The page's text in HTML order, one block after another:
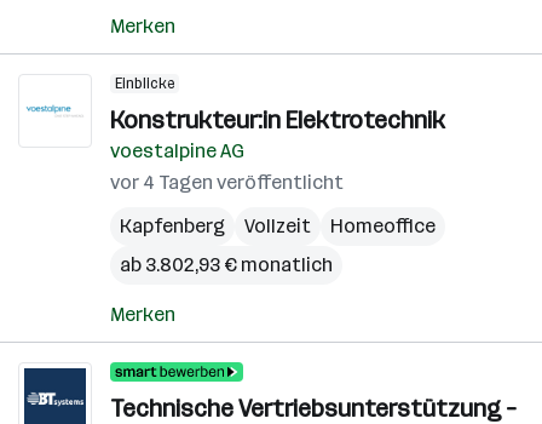
Merken
Einblicke
Konstrukteur:in Elektrotechnik
voestalpine AG
vor 4 Tagen veröffentlicht
Kapfenberg
Vollzeit
Homeoffice
ab 3.802,93 € monatlich
Merken
Technische Vertriebsunterstützung –